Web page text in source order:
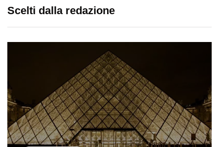
Scelti dalla redazione